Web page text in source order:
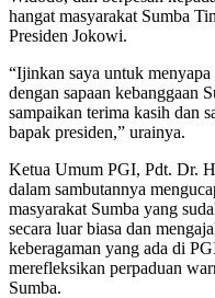
hangat masyarakat Sumba
Presiden Jokowi.
“Ijinkan saya untuk
dengan sapaan kebanggaan
sampaikan terima kasih dan
bapak presiden,” urainya.
Ketua Umum PGI, Pdt. Dr.
dalam sambutannya
masyarakat Sumba yang
secara luar biasa dan
keberagaman yang ada di
merefleksikan perpaduan
Sumba.